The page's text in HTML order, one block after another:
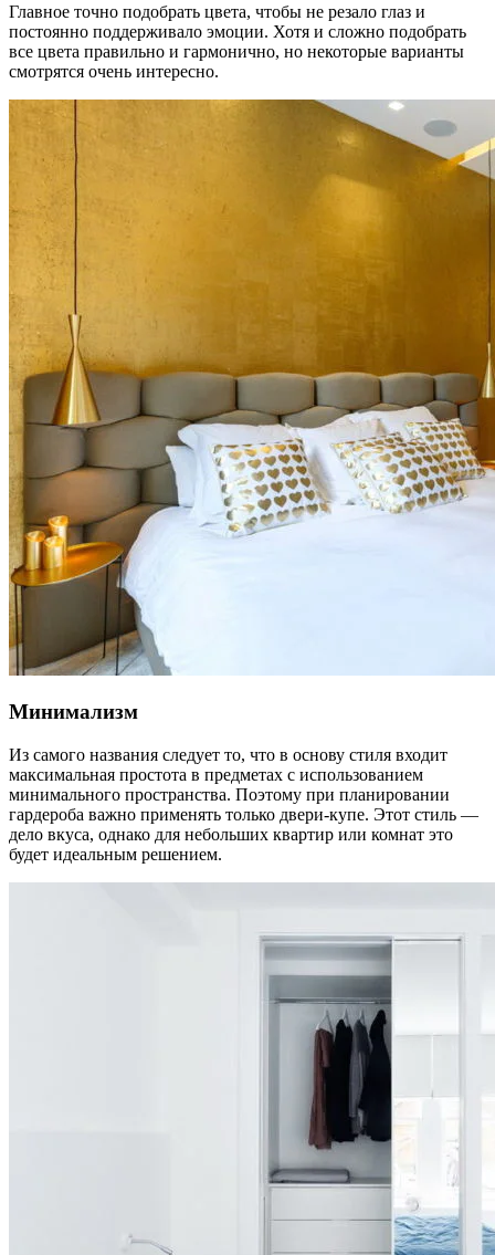
Главное точно подобрать цвета, чтобы не резало глаз и
постоянно поддерживало эмоции. Хотя и сложно подобрать
все цвета правильно и гармонично, но некоторые варианты
смотрятся очень интересно.
Минимализм
Из самого названия следует то, что в основу стиля входит
максимальная простота в предметах с использованием
минимального пространства. Поэтому при планировании
гардероба важно применять только двери-купе. Этот стиль —
дело вкуса, однако для небольших квартир или комнат это
будет идеальным решением.